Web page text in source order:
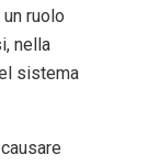
ruolo
nella
sistema